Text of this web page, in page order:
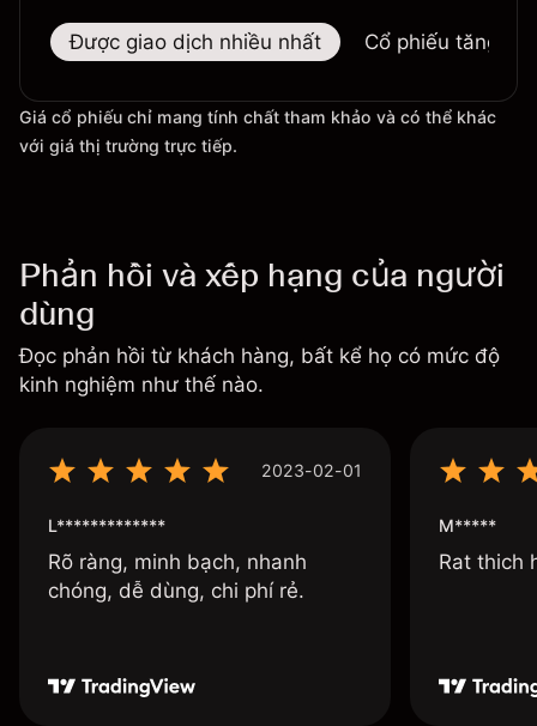
Được giao dịch nhiều nhất Cổ phiếu tăng
Giá cổ phiếu chỉ mang tính chất tham khảo và có thể khác
với giá thị trường trực tiếp.
Phản hồi và xếp hạng của người
dùng
Đọc phản hồi từ khách hàng, bất kể họ có mức độ
kinh nghiệm như thế nào.
2023-02-01
L*************
Rõ ràng, minh bạch, nhanh
chóng, dễ dùng, chi phí rẻ.
M*****
Rat thich